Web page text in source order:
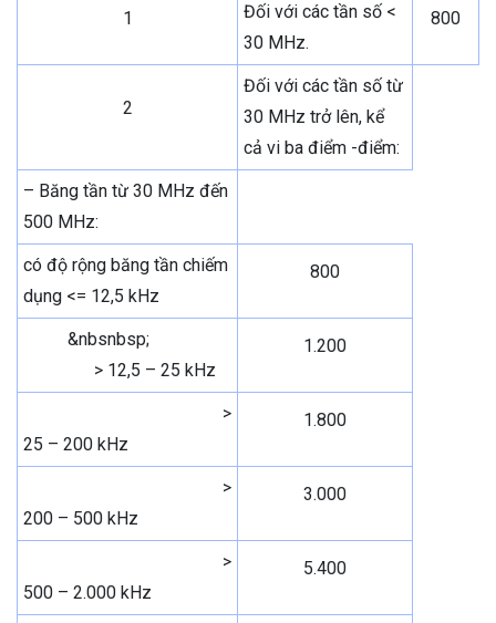
1
Đối với các tần số <
30 MHz.
800
2
Đối với các tần số từ
30 MHz trở lên, kể
cả vi ba điểm -điểm:
– Băng tần từ 30 MHz đến
500 MHz:
có độ rộng băng tần chiếm
dụng <= 12,5 kHz
800
&nbsnbsp;
> 12,5 – 25 kHz
1.200
>
25 – 200 kHz
1.800
>
200 – 500 kHz
3.000
>
500 – 2.000 kHz
5.400